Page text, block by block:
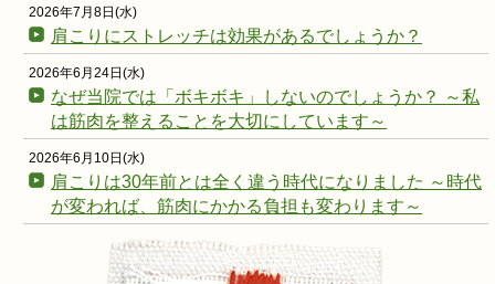
2026年7月8日(水)
肩こりにストレッチは効果があるでしょうか？
2026年6月24日(水)
なぜ当院では「ボキボキ」しないのでしょうか？ ～私
は筋肉を整えることを大切にしています～
2026年6月10日(水)
肩こりは30年前とは全く違う時代になりました ～時代
が変われば、筋肉にかかる負担も変わります～